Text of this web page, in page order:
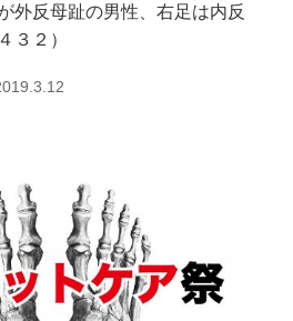
外反母趾の男性、右足は内反
３２）